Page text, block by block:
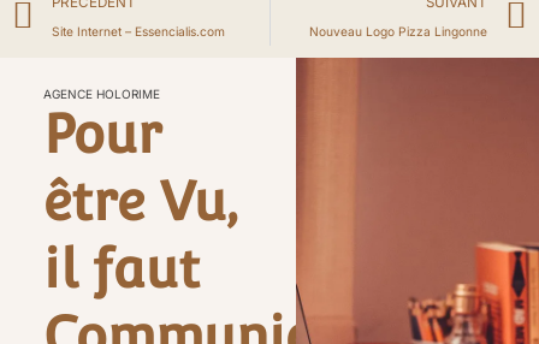
Site Internet – Essencialis.com Nouveau Logo Pizza Lingonne
AGENCE HOLORIME
Pour
être Vu,
il faut